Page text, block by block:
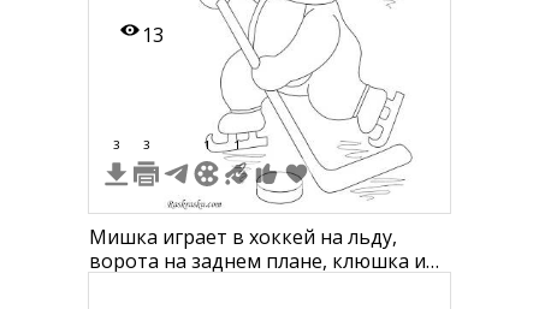
13
3 3 1 1
Мишка играет в хоккей на льду,
ворота на заднем плане, клюшка и